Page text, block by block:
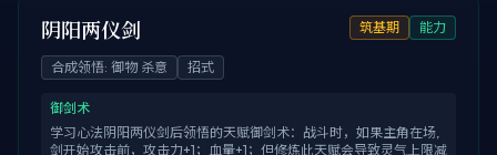
阴阳两仪剑 筑基期 能力
合成领悟: 御物 杀意 招式
御剑术
学习心法阴阳两仪剑后领悟的天赋御剑术：战斗时，如果主角在场,
剑开始攻击前，攻击力+1；血量+1；但修炼此天赋会导致灵气上限减